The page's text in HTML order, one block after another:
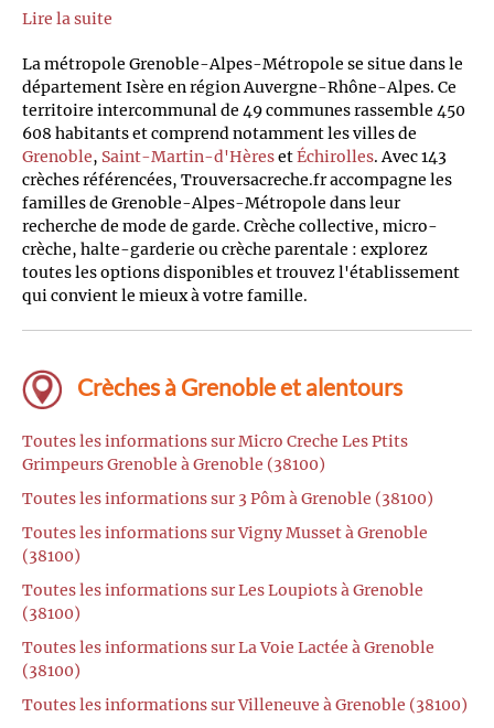
Lire la suite
La métropole Grenoble-Alpes-Métropole se situe dans le
département Isère en région Auvergne-Rhône-Alpes. Ce
territoire intercommunal de 49 communes rassemble 450
608 habitants et comprend notamment les villes de
Grenoble, Saint-Martin-d'HèresetÉchirolles. Avec 143
crèches référencées, Trouversacreche.fr accompagne les
familles de Grenoble-Alpes-Métropole dans leur
recherche de mode de garde. Crèche collective, micro-
crèche, halte-garderie ou crèche parentale : explorez
toutes les options disponibles et trouvez l'établissement
qui convient le mieux à votre famille.
Crèches à Grenoble et alentours
Toutes les informations sur Micro Creche Les Ptits
Grimpeurs Grenoble à Grenoble (38100)
Toutes les informations sur 3 Pôm à Grenoble (38100)
Toutes les informations sur Vigny Musset à Grenoble
(38100)
Toutes les informations sur Les Loupiots à Grenoble
(38100)
Toutes les informations sur La Voie Lactée à Grenoble
(38100)
Toutes les informations sur Villeneuve à Grenoble (38100)